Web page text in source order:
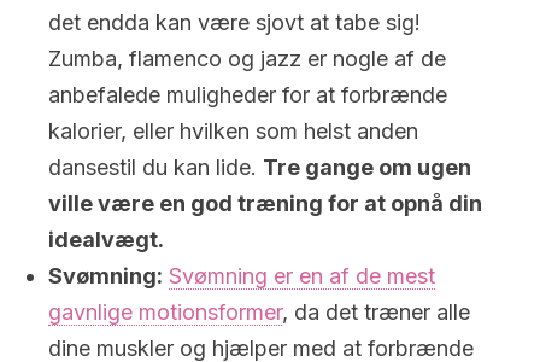
det endda kan være sjovt at tabe sig!
Zumba, flamenco og jazz er nogle af de
anbefalede muligheder for at forbrænde
kalorier, eller hvilken som helst anden
dansestil du kan lide. Tre gange om ugen
ville være en god træning for at opnå din
idealvægt.
Svømning: Svømning er en af de mest
gavnlige motionsformer, da det træner alle
dine muskler og hjælper med at forbrænde